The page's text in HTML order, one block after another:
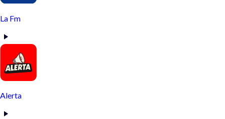
La Fm
Alerta